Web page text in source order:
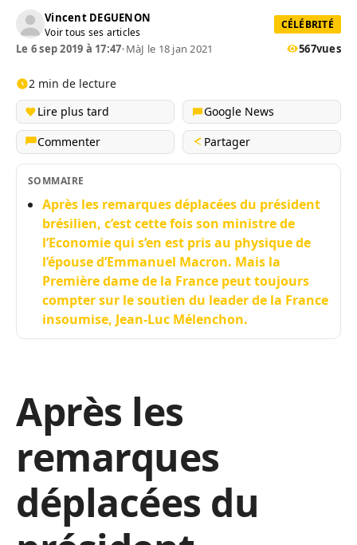
Vincent DEGUENON
Voir tous ses articles
CÉLÉBRITÉ
Le 6 sep 2019 à 17:47•MàJ le 18 jan 2021 567vues
2 min de lecture
Lire plus tard
Google News
Commenter
Partager
SOMMAIRE
Après les remarques déplacées du président
brésilien, c’est cette fois son ministre de
l’Economie qui s’en est pris au physique de
l’épouse d’Emmanuel Macron. Mais la
Première dame de la France peut toujours
compter sur le soutien du leader de la France
insoumise, Jean-Luc Mélenchon.
Après les
remarques
déplacées du